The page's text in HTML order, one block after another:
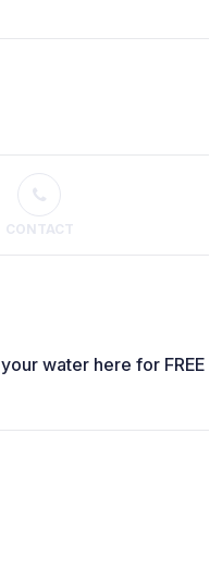
CONTACT
water here for FREE